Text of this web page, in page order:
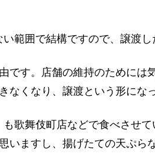
範囲で結構ですので、譲渡し
由です。店舗の維持のために
なくなり、譲渡という形にな
歌舞伎町店などで食べさせ
いますし、揚げたての天ぷら